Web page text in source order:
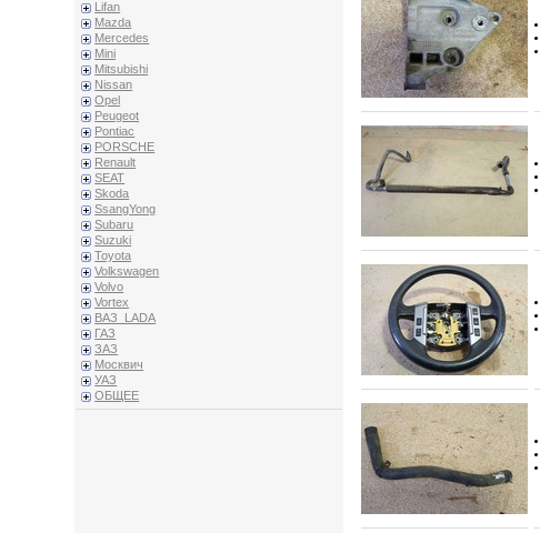
Lifan
Mazda
Mercedes
Mini
Mitsubishi
Nissan
Opel
Peugeot
Pontiac
PORSCHE
Renault
SEAT
Skoda
SsangYong
Subaru
Suzuki
Toyota
Volkswagen
Volvo
Vortex
ВАЗ_LADA
ГАЗ
ЗАЗ
Москвич
УАЗ
ОБЩЕЕ